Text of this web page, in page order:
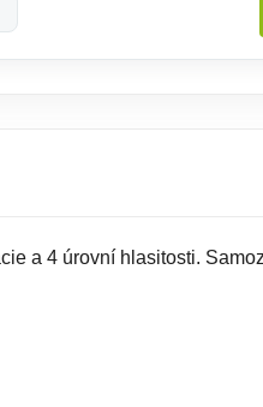
a 4 úrovní hlasitosti.